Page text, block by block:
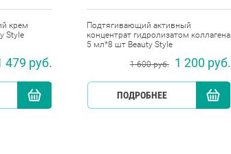
крем
Style
479 руб.
КУПИТЬ
Подтягивающий активный
концентрат гидролизатом коллагена
5 мл*8 шт Beauty Style
1 600 руб. 1 200 руб.
ПОДРОБНЕЕ